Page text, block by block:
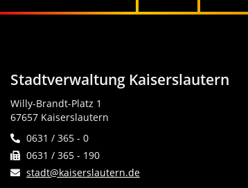
Stadtverwaltung Kaiserslautern
Willy-Brandt-Platz 1
67657 Kaiserslautern
0631 / 365 - 0
0631 / 365 - 190
stadt@kaiserslautern.de